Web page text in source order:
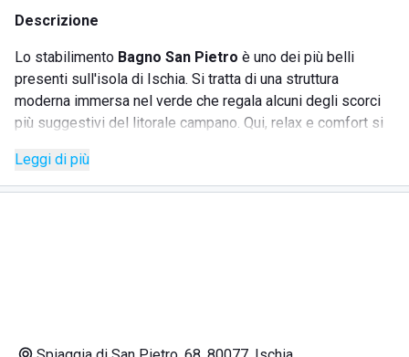
Descrizione
Lo stabilimento Bagno San Pietro è uno dei più belli
presenti sull'isola di Ischia. Si tratta di una struttura
moderna immersa nel verde che regala alcuni degli scorci
più suggestivi del litorale campano. Qui, relax e comfort si
per soddisfare ogni esigenza degli ospiti. I servizi sono
all'avanguardia, con la possibilità di prenotare online lettini
Leggi di più